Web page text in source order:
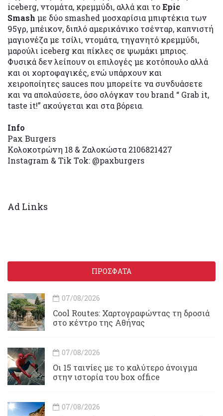
iceberg, ντομάτα, κρεμμύδι, αλλά και τοEpic
Smash με δύο smashed μοσχαρίσια μπιφτέκια των
95γρ, μπέικον, διπλό αμερικάνικο τσένταρ, καπνιστή
μαγιονέζα με τσίλι, ντομάτα, τηγανητό κρεμμύδι,
μαρούλι iceberg και πίκλες σε ψωμάκι μπριος.
Φυσικά δεν λείπουν οι επιλογές με κοτόπουλο αλλά
και οι χορτοφαγικές, ενώ υπάρχουν και
χειροποίητες sauces που μπορείτε να συνδυάσετε
και να απολαύσετε, όσο σλόγκαν του brand “ Grab it,
taste it!” ακούγεται και στα βόρεια.
Info
Pax Burgers
Κολοκοτρώνη 18 & Ζαλοκώστα 2106821427
Instagram & Tik Tok: @paxburgers
Ad Links
ΠΡΟΣΦΑΤΑ
07/08/2026
Cool Routes: Χαρτογραφώντας τη δροσιά
στο κέντρο της Αθήνας
07/08/2026
Οι 15 ταινίες με το καλύτερο άνοιγμα
στην ιστορία του box office
07/08/2026